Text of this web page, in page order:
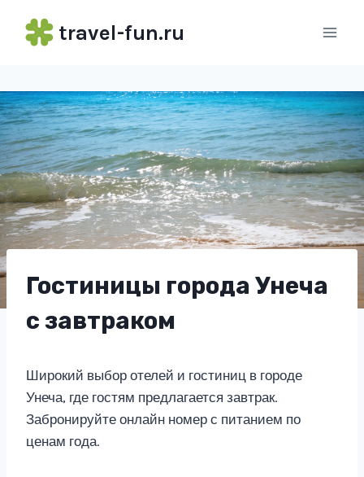
travel-fun.ru
Гостиницы города Унеча
с завтраком
Широкий выбор отелей и гостиниц в городе
Унеча, где гостям предлагается завтрак.
Забронируйте онлайн номер с питанием по
ценам года.